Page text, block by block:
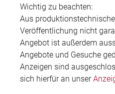
Wichtig zu beachten:
Aus
Veröffentlichung nicht
Angebot ist außerdem
Angebote und Gesuche
Anzeigen sind
sich hierfür an unser